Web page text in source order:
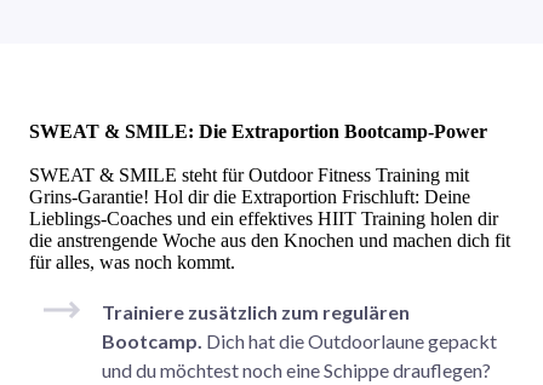
SWEAT & SMILE: Die Extraportion Bootcamp-Power
SWEAT & SMILE steht für Outdoor Fitness Training mit
Grins-Garantie! Hol dir die Extraportion Frischluft: Deine
Lieblings-Coaches und ein effektives HIIT Training holen dir
die anstrengende Woche aus den Knochen und machen dich fit
für alles, was noch kommt.
Trainiere zusätzlich zum regulären
Bootcamp. Dich hat die Outdoorlaune gepackt
und du möchtest noch eine Schippe drauflegen?